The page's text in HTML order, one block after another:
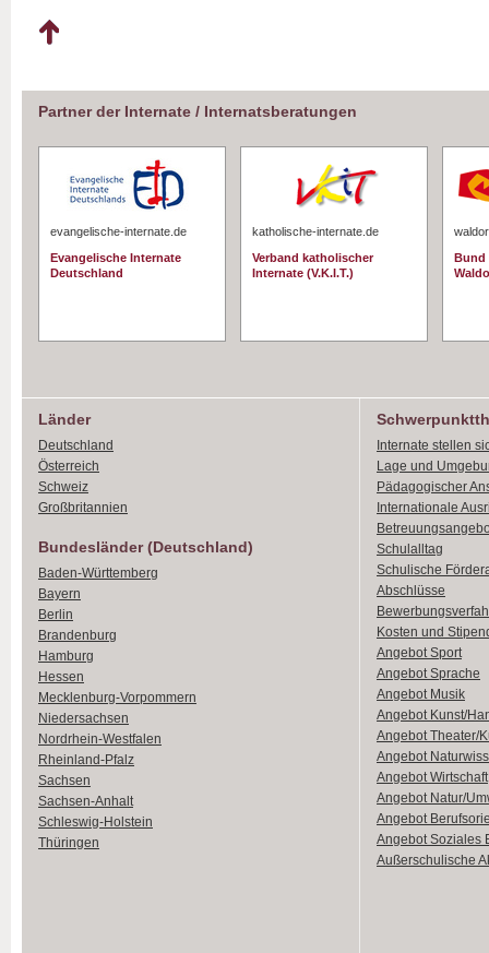
Partner der Internate / Internatsberatungen
evangelische-internate.de
Evangelische Internate
Deutschland
katholische-internate.de
Verband katholischer
Internate (V.K.I.T.)
Bund
Länder
Deutschland
Österreich
Schweiz
Großbritannien
Bundesländer (Deutschland)
Baden-Württemberg
Bayern
Berlin
Brandenburg
Hamburg
Hessen
Mecklenburg-Vorpommern
Niedersachsen
Nordrhein-Westfalen
Rheinland-Pfalz
Sachsen
Sachsen-Anhalt
Schleswig-Holstein
Thüringen
Internate stellen
Lage und
Pädagogischer
Internationale
Schulalltag
Schulische
Abschlüsse
Kosten und
Angebot Sport
Angebot Sprache
Angebot Musik
Angebot Kunst/
Angebot Theater/
Angebot
Angebot Wirtschaft
Angebot Natur/
Angebot
Angebot Soziales
Außerschulische